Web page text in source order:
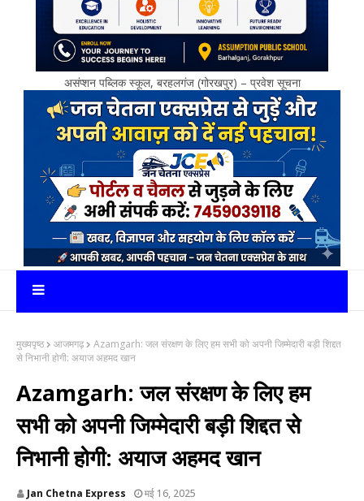
असंप्शन पब्लिक स्कूल, बरहलगंज (गोरखपुर) – प्रवेश सूचना
मुख्यपृष्ठ आजमगढ़
Azamgarh: जल संरक्षण के लिए हम सभी को अपनी जिम्मेदारी बड़ी शिद्दत
से निभानी होगी: अयाज अहमद खान
Azamgarh: जल संरक्षण के लिए हम
सभी को अपनी जिम्मेदारी बड़ी शिद्दत से
निभानी होगी: अयाज अहमद खान
Jan Chetna Express मई 16, 2025